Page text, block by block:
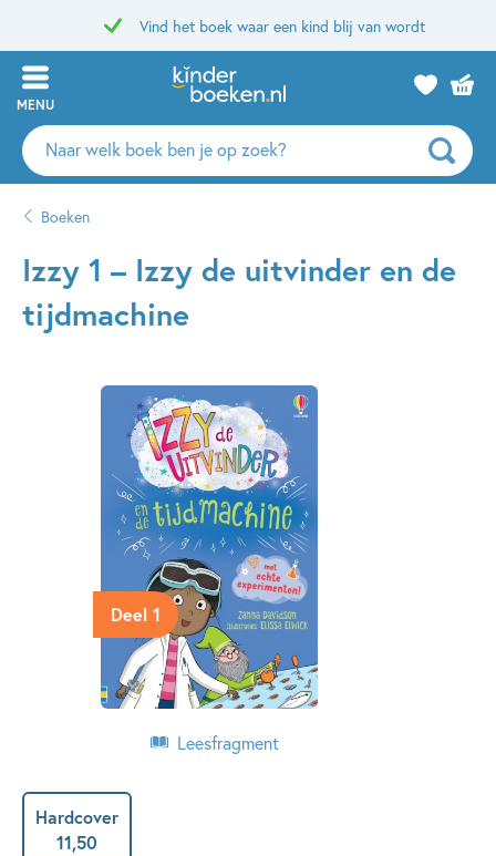
Vind het boek waar een kind blij van wordt
MENU
Zoeken
naar
auteurs
uitgevers
Boeken
Izzy 1 – Izzy de uitvinder en de
tijdmachine
Deel 1
Leesfragment
Hardcover
11,50